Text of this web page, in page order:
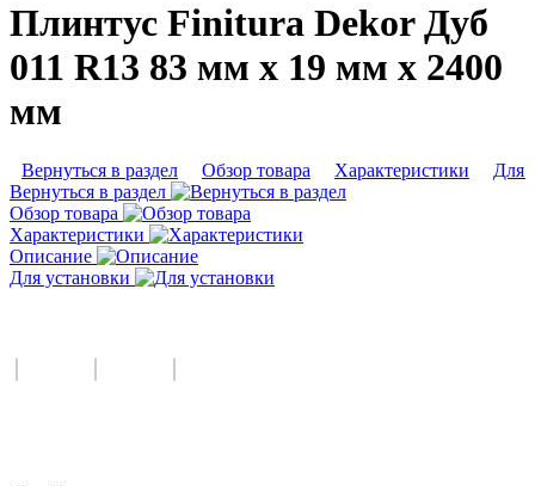
Плинтус Finitura Dekor Дуб
011 R13 83 мм х 19 мм х 2400
мм
Вернуться в раздел Обзор товара Характеристики
Для
Вернуться в раздел
Обзор товара
Характеристики
Описание
Для установки